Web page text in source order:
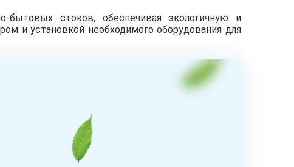
бытовых стоков, обеспечивая экологичную и
и установкой необходимого оборудования для